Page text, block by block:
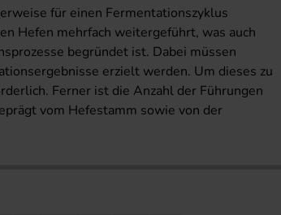
für einen Fermentationszyklus
Hefen mehrfach weitergeführt, was auch
begründet ist. Dabei müssen
erzielt werden. Um dieses zu
Ferner ist die Anzahl der Führungen
vom Hefestamm sowie von der